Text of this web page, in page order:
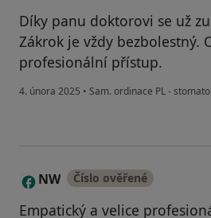
Díky panu doktorovi se už
Zákrok je vždy bezbolestný.
profesionální přístup.
4. února 2025 • Sam. ordinace PL -
N NW Číslo ověřené
Empatický a velice